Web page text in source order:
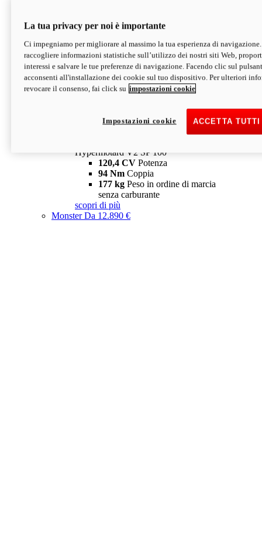
V2 SP
Hypermotard V2 SP
120,4 CVPotenza
94 NmCoppia
177 kgPeso in ordine di marcia
senza carburante
Depotenziata 35 kW: 18.890 € i
configura scopri di più
Hypermotard V2 SP 100
120,4 CV Potenza
94 Nm Coppia
177 kg Peso in ordine di marcia
senza carburante
scopri di più
MonsterDa 12.890 €
La tua privacy per noi è importante
Ci impegniamo per migliorare al massimo la tua esperienza di
raccogliere informazioni statistiche sull’utilizzo dei nostri siti Web,
interessi e salvare le tue preferenze di navigazione. Facendo clic sul
acconsenti all'installazione dei cookie sul tuo dispositivo. Per ulteriori
revocare il consenso, fai click su impostazioni cookie
ACCETTA
Impostazioni cookie